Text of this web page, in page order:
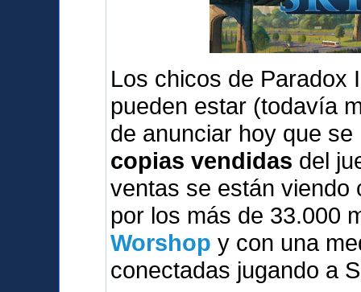
Los chicos de Paradox
pueden estar (todavía
de anunciar hoy que
copias vendidas del
ventas se están viendo
por los más de 33.000
Worshop y con una
conectadas jugando a